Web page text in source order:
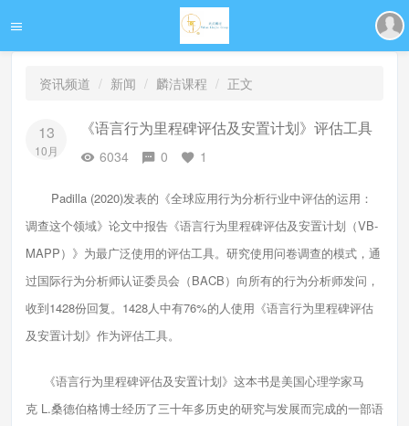
资讯频道 新闻 麟洁课程 正文
13
10月
《语言行为里程碑评估及安置计划》评估工具
6034 0 1
Padilla (2020)发表的《全球应用行为分析行业中评估的运用：
调查这个领域》论文中报告《语言行为里程碑评估及安置计划（VB-
MAPP）》为最广泛使用的评估工具。研究使用问卷调查的模式，通
过国际行为分析师认证委员会（BACB）向所有的行为分析师发问，
收到1428份回复。1428人中有76%的人使用《语言行为里程碑评估
及安置计划》作为评估工具。
《语言行为里程碑评估及安置计划》这本书是美国心理学家马
克 L.桑德伯格博士经历了三十年多历史的研究与发展而完成的一部语